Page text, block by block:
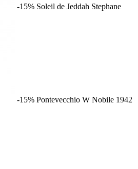
-15% Soleil de Jeddah Stephane
-15% Pontevecchio W Nobile 1942